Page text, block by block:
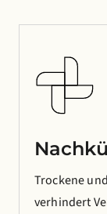
Trockene
verhindert